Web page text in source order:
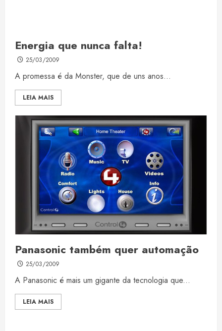
Energia que nunca falta!
25/03/2009
A promessa é da Monster, que de uns anos...
LEIA MAIS
Panasonic também quer automação
25/03/2009
A Panasonic é mais um gigante da tecnologia que...
LEIA MAIS